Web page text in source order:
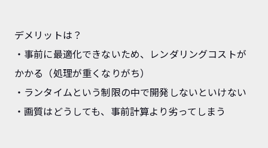
デメリットは？
・事前に最適化できないため、レンダリングコストが
かかる（処理が重くなりがち）
・ランタイムという制限の中で開発しないといけない
・画質はどうしても、事前計算より劣ってしまう